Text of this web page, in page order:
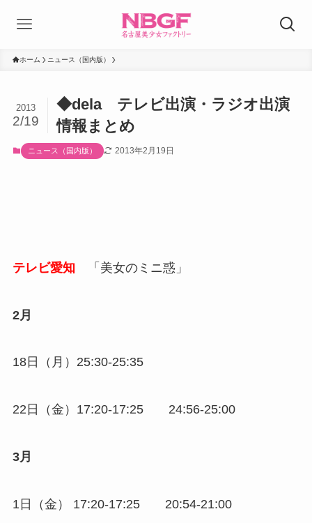
ホーム ニュース（国内版）
◆dela テレビ出演・ラジオ出演
情報まとめ
2013
2/19
ニュース（国内版） 2013年2月19日
テレビ愛知 「美女のミニ惑」
2月
18日（月）25:30-25:35
22日（金）17:20-17:25 24:56-25:00
3月
1日（金） 17:20-17:25 20:54-21:00